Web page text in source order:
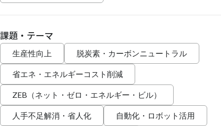
課題・テーマ
生産性向上 脱炭素・カーボンニュートラル
省エネ・エネルギーコスト削減
ZEB（ネット・ゼロ・エネルギー・ビル）
人手不足解消・省人化 自動化・ロボット活用